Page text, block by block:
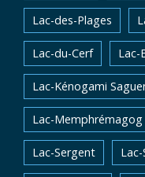
Lac-des-Plages
Lac-du-Cerf Lac-
Lac-Kénogami
Lac-Memphrémagog
Lac-Sergent